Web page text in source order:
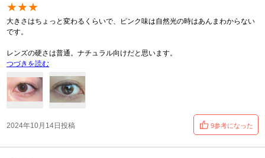
★★★
大きさはちょっと変わるくらいで、ピンク味は自然光の時はあんまわからない
です。
レンズの硬さは普通。ナチュラル向けだと思います。
つづきを読む
2024年10月14日投稿 9参考になった